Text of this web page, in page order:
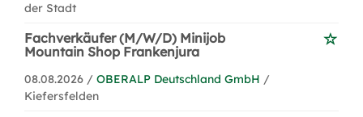
der Stadt
Fachverkäufer (M/W/D) Minijob
Mountain Shop Frankenjura
08.08.2026 / OBERALP Deutschland GmbH /
Kiefersfelden